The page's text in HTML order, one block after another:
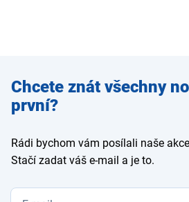
Zadejte
e-mail
Chcete znát všechny
první?
Rádi bychom vám posílali naše
Stačí zadat váš e-mail a je to.